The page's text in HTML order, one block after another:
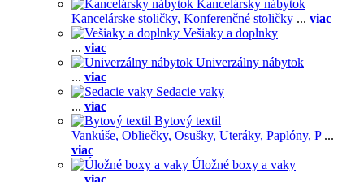
Kancelársky nábytok
Kancelárske stoličky, Konferenčné stoličky ... viac
Vešiaky a doplnky
... viac
Univerzálny nábytok
... viac
Sedacie vaky
... viac
Bytový textil
Vankúše, Obliečky, Osušky, Uteráky, Paplóny, P ...
viac
Úložné boxy a vaky
... viac